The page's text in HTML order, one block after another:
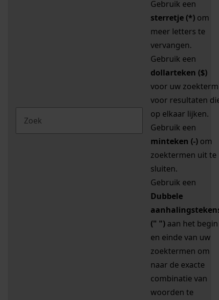
Gebruik een
sterretje (*) om
meer letters te
vervangen.
Gebruik een
dollarteken ($)
voor uw zoekterm
voor resultaten
op elkaar lijken.
Gebruik een
minteken (-) om
zoektermen uit te
sluiten.
Gebruik een
Dubbele
(" ") aan het begin
en einde van uw
zoektermen om
naar de exacte
combinatie van
woorden te